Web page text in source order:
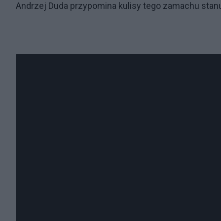
Andrzej Duda przypomina kulisy tego zamachu